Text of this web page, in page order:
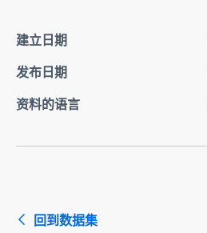
建立日期
发布日期
资料的语言
回到数据集